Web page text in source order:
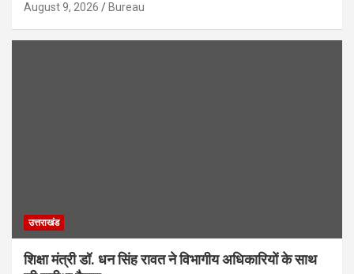
August 9, 2026 Bureau
उत्तराखंड
शिक्षा मंत्री डॉ. धन सिंह रावत ने विभागीय अधिकारियों के साथ